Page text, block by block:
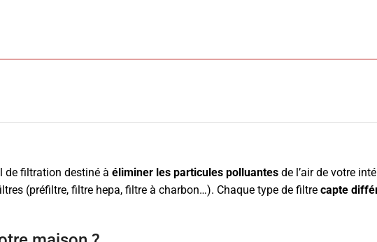
de filtration destiné à éliminer les particules polluantes de l’air de votre
(préfiltre, filtre hepa, filtre à charbon…). Chaque type de filtre capte